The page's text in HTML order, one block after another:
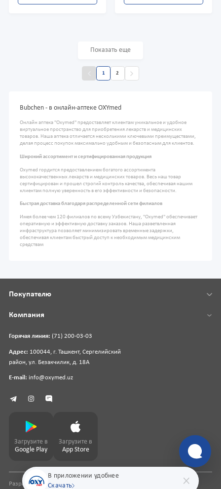
Показать еще
1 2
Bubchen - в онлайн-аптеке OXYmed
Онлайн аптека "Oxymed" предоставляет клиентам уникальное и удобное
виртуальное пространство для приобретения лекарств и медицинских
товаров. Наша аптека отличается несколькими ключевыми преимуществами,
делая процесс покупок максимально удобным и безопасным для клиентов.
Широкий ассортимент и сертифицированная продукция
Oxymed гордится предоставлением богатого ассортимента
высококачественных лекарств и медицинских товаров. Весь наш товар
сертифицирован и прошел строгий контроль качества, обеспечивая нашим
клиентам полную уверенность в его эффективности и безопасности.
Быстрая доставка благодаря распределенной сети филиалов
Имея более чем 120 филиалов по всему Узбекистану, "Oxymed" обеспечивает
оперативную и эффективную доставку заказов. Наша разветвленная
инфраструктура позволяет минимизировать временные задержки,
обеспечивая клиентам быстрый доступ к необходимым медицинским
средствам
В приложении удобнее
Скачать
Горячая линия: (71) 200-03-03
Адрес: 100044, г. Ташкент, Сергелийский
район, ул. Безакчилик, д. 18А
E-mail: info@oxymed.uz
Покупателю
Компания
Загрузите в
Google Play
Загрузите в
App Store
Разработка сайтаpharmit.uz